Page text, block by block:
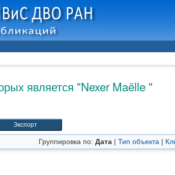
является "Nexer Maëlle "
Группировка по: Дата | Тип объекта |